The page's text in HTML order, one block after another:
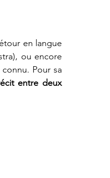
en langue
ou encore
Pour sa
entre deux